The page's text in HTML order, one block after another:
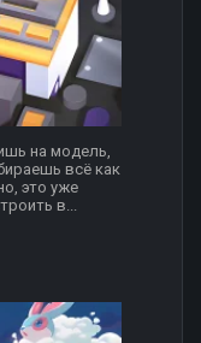
на модель,
всё как
это уже
в...